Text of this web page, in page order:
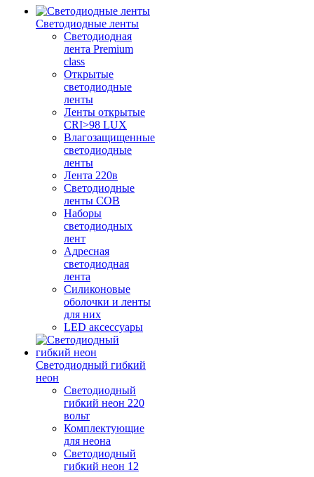
Светодиодные ленты
Светодиодная
лента Premium
class
Открытые
светодиодные
ленты
Ленты открытые
CRI>98 LUX
Влагозащищенные
светодиодные
ленты
Лента 220в
Светодиодные
ленты COB
Наборы
светодиодных
лент
Адресная
светодиодная
лента
Силиконовые
оболочки и ленты
для них
LED аксессуары
Светодиодный гибкий
неон
Светодиодный
гибкий неон 220
вольт
Комплектующие
для неона
Светодиодный
гибкий неон 12